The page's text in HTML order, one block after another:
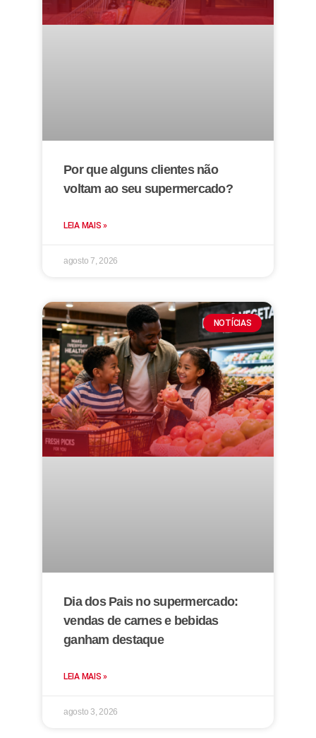
Por que alguns clientes não
voltam ao seu supermercado?
LEIA MAIS »
agosto 7, 2026
NOTÍCIAS
Dia dos Pais no supermercado:
vendas de carnes e bebidas
ganham destaque
LEIA MAIS »
agosto 3, 2026